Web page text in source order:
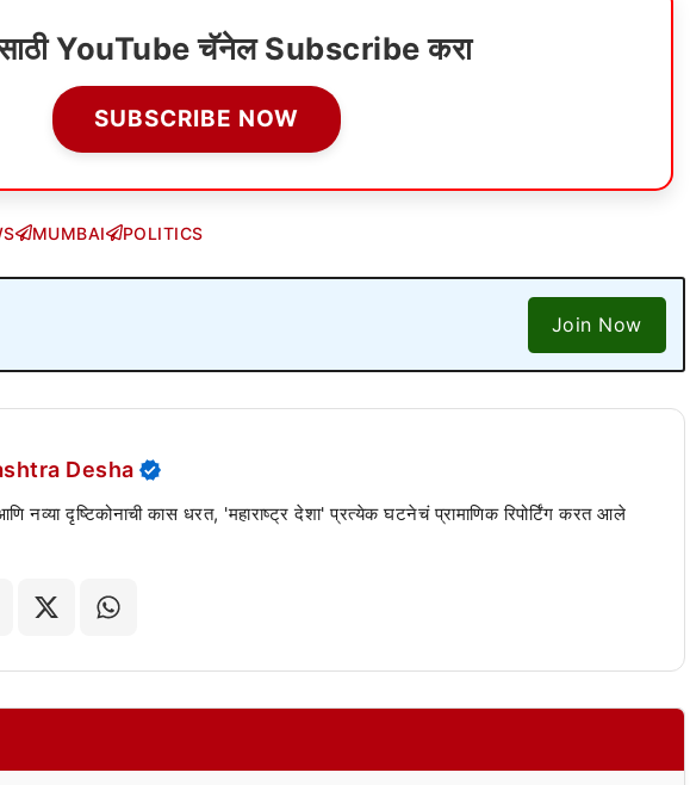
YouTube चॅनेल Subscribe करा
SUBSCRIBE NOW
MUMBAI POLITICS
Join Now
Desha
नव्या दृष्टिकोनाची कास धरत, 'महाराष्ट्र देशा' प्रत्येक घटनेचं प्रामाणिक रिपोर्टिंग करत आले